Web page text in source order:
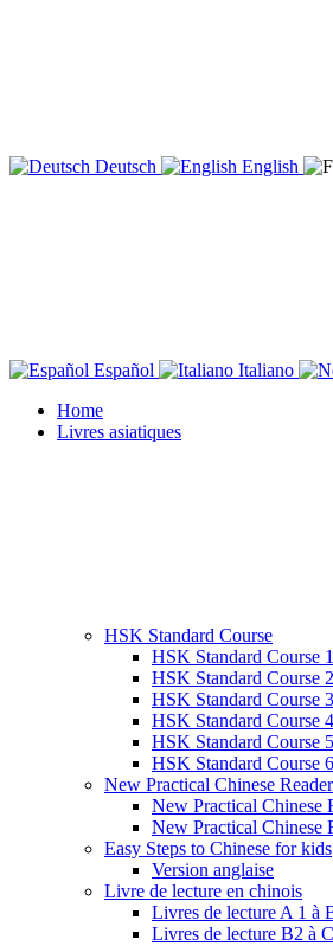
Deutsch English
Español Italiano
Home
Livres asiatiques
HSK Standard Course
HSK Standard Course 1
HSK Standard Course 2
HSK Standard Course 3
HSK Standard Course 4
HSK Standard Course 5
HSK Standard Course 6
New Practical Chinese Reader
New Practical Chinese
New Practical Chinese
Easy Steps to Chinese for kids
Version anglaise
Livre de lecture en chinois
Livres de lecture A 1 à
Livres de lecture B2 à